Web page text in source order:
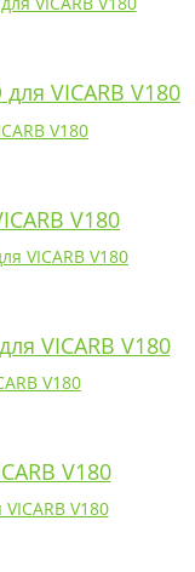
VICARB V180
V180
VICARB V180
V180